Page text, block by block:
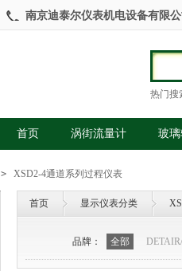
南京迪泰尔仪表机电设备有限
热门搜
首页 涡街流量计 玻
> XSD2-4通道系列过程仪表
首页 显示仪表分类
品牌： 全部